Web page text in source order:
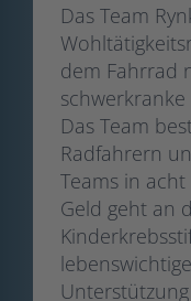
Das Team
dem Fahrrad
Das Team
Radfahrern
Teams in
Geld geht an